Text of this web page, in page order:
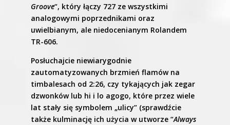
Groove“, który łączy 727 ze wszystkimi
analogowymi poprzednikami oraz
uwielbianym, ale niedocenianym Rolandem
TR-606.
Posłuchajcie niewiarygodnie
zautomatyzowanych brzmień flamów na
timbalesach od 2:26, czy tykających jak zegar
dzwonków lub hi i lo agogo, które przez wiele
lat stały się symbolem „ulicy” (sprawdźcie
także kulminację ich użycia w utworze “Always